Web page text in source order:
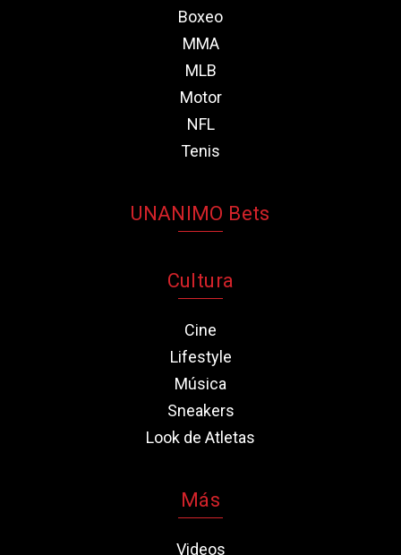
Boxeo
MMA
MLB
Motor
NFL
Tenis
UNANIMO Bets
Cultura
Cine
Lifestyle
Música
Sneakers
Look de Atletas
Más
Videos